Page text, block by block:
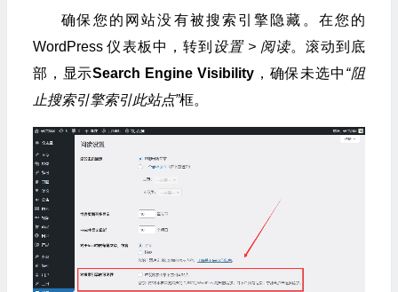
确保您的网站没有被搜索引擎隐藏。在您的
WordPress 仪表板中，转到 设置 > 阅读。滚动到底
部，显示Search Engine Visibility ，确保未选中 “阻
止搜索引擎索引此站点”框。